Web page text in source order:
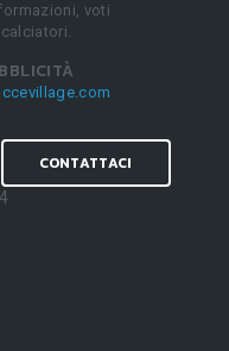
voti
CONTATTACI